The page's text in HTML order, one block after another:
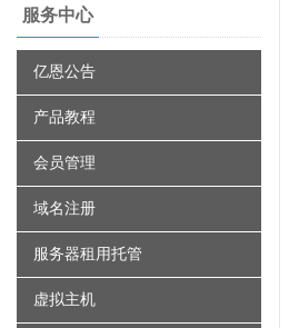
服务中心
亿恩公告
产品教程
会员管理
域名注册
服务器租用托管
虚拟主机